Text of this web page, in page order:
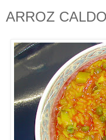
ARROZ